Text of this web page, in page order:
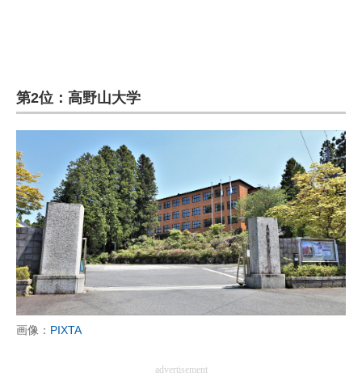
モノづくり技術者専門サイト
エレクトロニクス専門サイト
電子設計の基本と応用
エネルギーの専門メディア
建設×テクノロジーの最前線
ちょっと気になるネットの話題
第2位：高野山大学
画像： PIXTA
advertisement